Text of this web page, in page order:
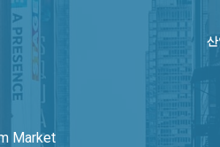
Market